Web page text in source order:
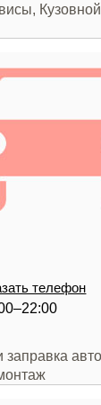
телефон
заправка